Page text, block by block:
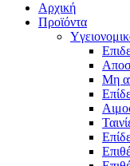
Αρχική
Προϊόντα
Μη